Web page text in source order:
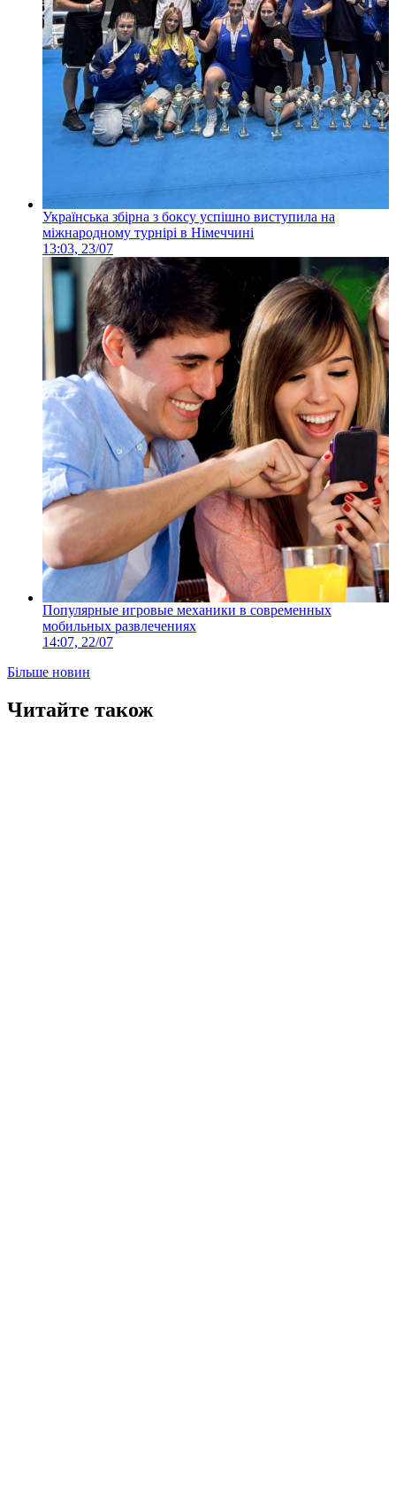
Українська збірна з боксу успішно виступила на
міжнародному турнірі в Німеччині
13:03, 23/07
Популярные игровые механики в современных
мобильных развлечениях
14:07, 22/07
Більше новин
Читайте також